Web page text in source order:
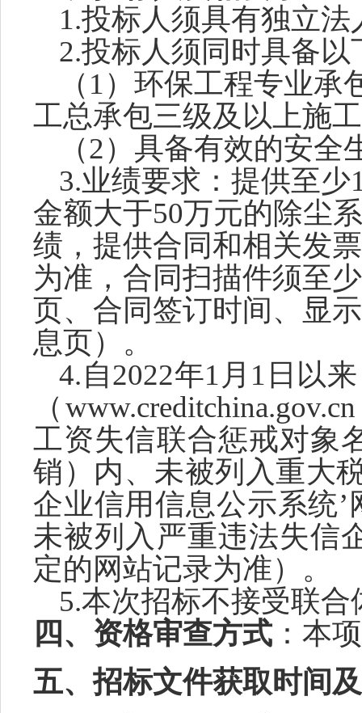
1.投标人须具有独立
2.投标人须同时具备以
（ 1）环保工程专业承
工总承包三级及以上施
（2）具备有效的安全
3.业绩要求：提供至少
金额大于50万元的除尘
绩，提供合同和相关发
为准，合同扫描件须至
页、合同签订时间、显
息页）。
4.自2022年1月1日以
（
工资失信联合惩戒对象
销）内、未被列入重大
企业信用信息公示系统’
未被列入严重违法失信
定的网站记录为准） 。
5.本次招标不接受联合
四、 资格审查方式 ：本
五、招标文件获取时间